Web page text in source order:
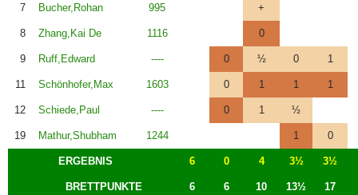
7 Bucher,Rohan 995 +
8 Zhang,Kai De 1116 0
9 Ruff,Edward ---- 0 ½ 0 1
11 Schönhofer,Max 1603 0 1 1 1
12 Schiede,Paul ---- 0 1 ½
19 Mathur,Shubham 1244 1 0
ERGEBNIS 6 0 4 3½ 3½
BRETTPUNKTE 6 6 10 13½ 17